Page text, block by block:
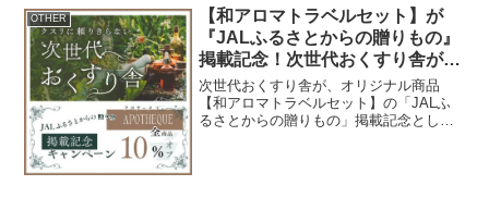
丁目10番16号(六郷BASE内)代表
者 ...
OTHER
【和アロマトラベルセット】が
『JALふるさとからの贈りもの』
掲載記念！次世代おくすり舎が全
品10％OFFキャンペーンを9月10
日から開催
次世代おくすり舎が、オリジナル商品
【和アロマトラベルセット】の「JALふ
るさとからの贈りもの」掲載記念とし